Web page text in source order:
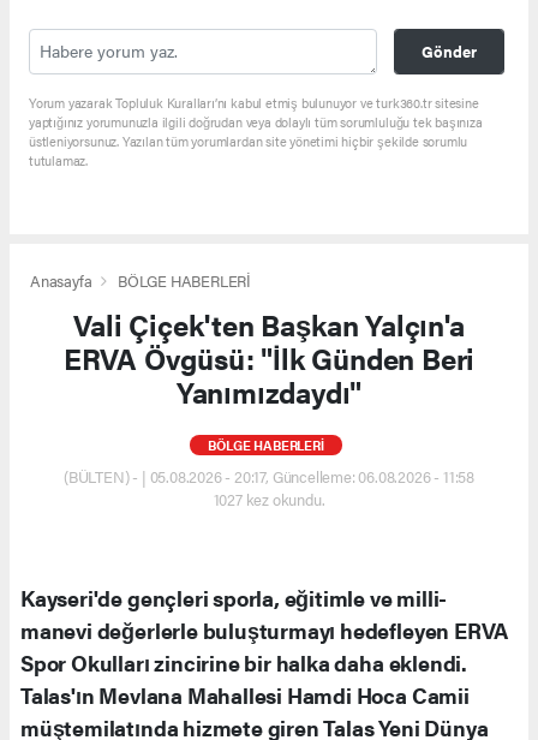
Gönder
Yorum yazarak Topluluk Kuralları’nı kabul etmiş bulunuyor ve turk360.tr sitesine
yaptığınız yorumunuzla ilgili doğrudan veya dolaylı tüm sorumluluğu tek başınıza
üstleniyorsunuz. Yazılan tüm yorumlardan site yönetimi hiçbir şekilde sorumlu
tutulamaz.
Anasayfa BÖLGE HABERLERİ
Vali Çiçek'ten Başkan Yalçın'a
ERVA Övgüsü: "İlk Günden Beri
Yanımızdaydı"
BÖLGE HABERLERİ
(BÜLTEN) - | 05.08.2026 - 20:17, Güncelleme: 06.08.2026 - 11:58
1027 kez okundu.
Kayseri'de gençleri sporla, eğitimle ve milli-
manevi değerlerle buluşturmayı hedefleyen ERVA
Spor Okulları zincirine bir halka daha eklendi.
Talas'ın Mevlana Mahallesi Hamdi Hoca Camii
müştemilatında hizmete giren Talas Yeni Dünya